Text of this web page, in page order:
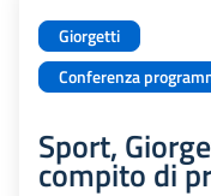
Giorgetti
Conferenza
Sport,
compito di